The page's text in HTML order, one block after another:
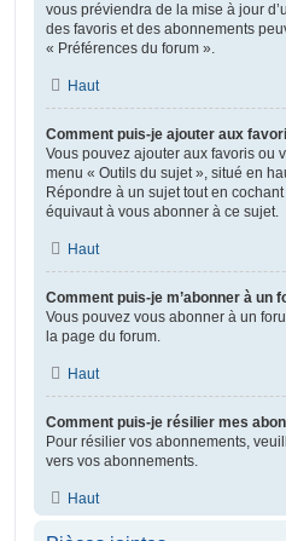
vous préviendra de la mise à jour
des favoris et des abonnements
« Préférences du forum ».
Haut
Comment puis-je ajouter aux
Vous pouvez ajouter aux favoris ou
menu « Outils du sujet », situé en
Répondre à un sujet tout en
équivaut à vous abonner à ce sujet.
Haut
Comment puis-je m’abonner à un
Vous pouvez vous abonner à un
la page du forum.
Haut
Comment puis-je résilier mes
Pour résilier vos abonnements,
vers vos abonnements.
Haut